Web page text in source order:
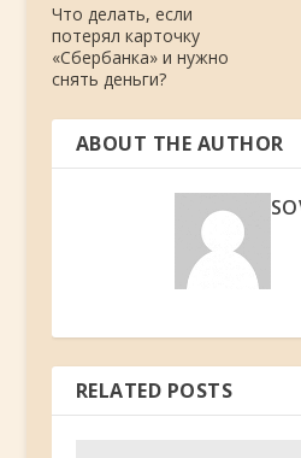
Что делать, если
потерял карточку
«Сбербанка» и нужно
снять деньги?
ABOUT THE AUTHOR
RELATED POSTS